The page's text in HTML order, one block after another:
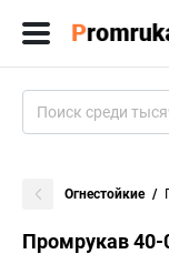
Огнестойкие
Промрукав 40-